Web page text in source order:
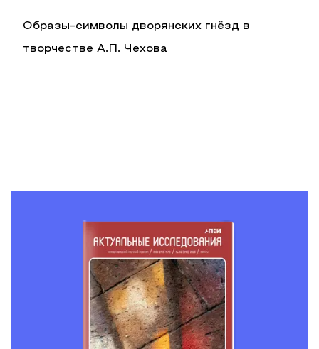
Образы-символы дворянских гнёзд в
творчестве А.П. Чехова